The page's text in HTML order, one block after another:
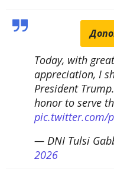
Today, with
appreciation, I
President
honor to serve
pic.twitter.com/
— DNI Tulsi
2026